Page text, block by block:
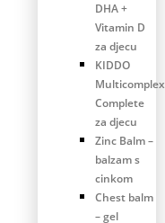
DHA +
Vitamin D
za djecu
KIDDO
Multicomplex
Complete
za djecu
Zinc Balm –
balzam s
cinkom
Chest balm
– gel